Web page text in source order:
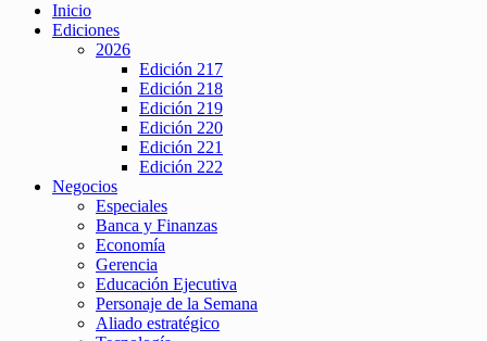
Inicio
Ediciones
2026
Edición 217
Edición 218
Edición 219
Edición 220
Edición 221
Edición 222
Negocios
Especiales
Banca y Finanzas
Economía
Gerencia
Educación Ejecutiva
Personaje de la Semana
Aliado estratégico